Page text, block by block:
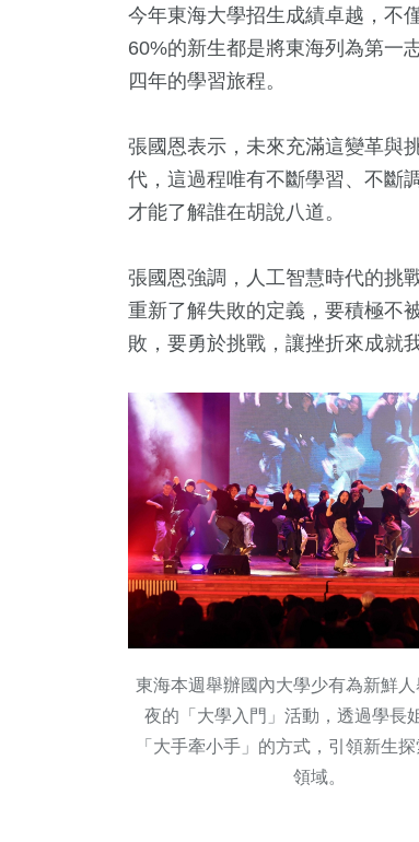
今年東海大學招生成績卓越，不
60%的新生都是將東海列為第一
四年的學習旅程。
張國恩表示，未來充滿這變革與
代，這過程唯有不斷學習、不斷
才能了解誰在胡說八道。
張國恩強調，人工智慧時代的挑
重新了解失敗的定義，要積極不
敗，要勇於挑戰，讓挫折來成就
東海本週舉辦國內大學少有為新鮮
夜的「大學入門」活動，透過學長
「大手牽小手」的方式，引領新生
領域。